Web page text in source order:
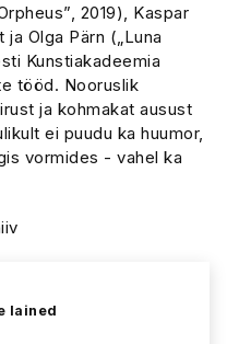
2019), Kaspar
ja Olga Pärn („Luna
Kunstiakadeemia
tööd. Nooruslik
ja kohmakat ausust
ei puudu ka huumor,
vormides - vahel ka
lained